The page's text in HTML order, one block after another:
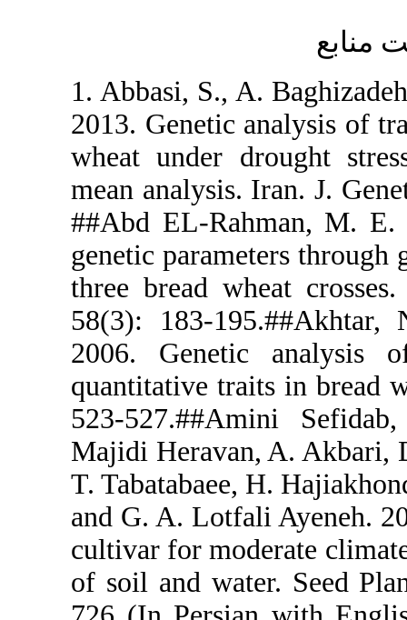
1. Abbasi,
2013.
wheat
mean
##Abd EL-
genetic
three bread
58(3):
2006.
quantitative
523-
Majidi
T.
and G. A.
cultivar for
of soil and